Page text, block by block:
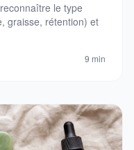
le type
graisse, rétention) et
9 min